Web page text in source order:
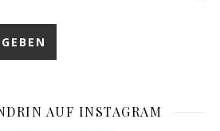
AUF INSTAGRAM